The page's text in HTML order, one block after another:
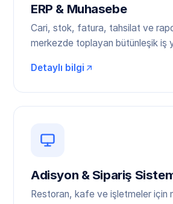
ERP & Muhasebe
Cari, stok, fatura, tahsilat ve
merkezde toplayan bütünleşik iş
Detaylı bilgi
Adisyon & Sipariş
Restoran, kafe ve işletmeler için